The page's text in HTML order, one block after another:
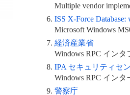
Multiple vendor
ISS X-Force Database:
Microsoft Windows
経済産業省
Windows RPC イン
IPA セキュリティセ
Windows RPC イン
警察庁